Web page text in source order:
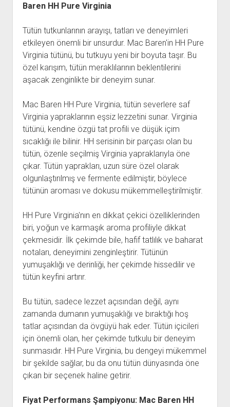
Baren HH Pure Virginia
Tütün tutkunlarının arayışı, tatları ve deneyimleri
etkileyen önemli bir unsurdur. Mac Baren'in HH Pure
Virginia tütünü, bu tutkuyu yeni bir boyuta taşır. Bu
özel karışım, tütün meraklılarının beklentilerini
aşacak zenginlikte bir deneyim sunar.
Mac Baren HH Pure Virginia, tütün severlere saf
Virginia yapraklarının eşsiz lezzetini sunar. Virginia
tütünü, kendine özgü tat profili ve düşük içim
sıcaklığı ile bilinir. HH serisinin bir parçası olan bu
tütün, özenle seçilmiş Virginia yapraklarıyla öne
çıkar. Tütün yaprakları, uzun süre özel olarak
olgunlaştırılmış ve fermente edilmiştir, böylece
tütünün aroması ve dokusu mükemmelleştirilmiştir.
HH Pure Virginia'nın en dikkat çekici özelliklerinden
biri, yoğun ve karmaşık aroma profiliyle dikkat
çekmesidir. İlk çekimde bile, hafif tatlılık ve baharat
notaları, deneyimini zenginleştirir. Tütünün
yumuşaklığı ve derinliği, her çekimde hissedilir ve
tütün keyfini artırır.
Bu tütün, sadece lezzet açısından değil, aynı
zamanda dumanın yumuşaklığı ve bıraktığı hoş
tatlar açısından da övgüyü hak eder. Tütün içicileri
için önemli olan, her çekimde tutkulu bir deneyim
sunmasıdır. HH Pure Virginia, bu dengeyi mükemmel
bir şekilde sağlar, bu da onu tütün dünyasında öne
çıkan bir seçenek haline getirir.
Fiyat Performans Şampiyonu: Mac Baren HH